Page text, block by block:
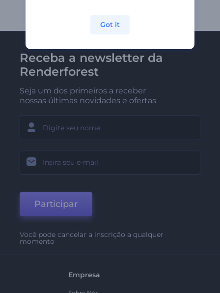
Receba a newsletter da
Renderforest
Seja um dos primeiros a receber
nossas últimas novidades e ofertas
Participar
Você pode cancelar a inscrição a qualquer
momento
Empresa
Got it